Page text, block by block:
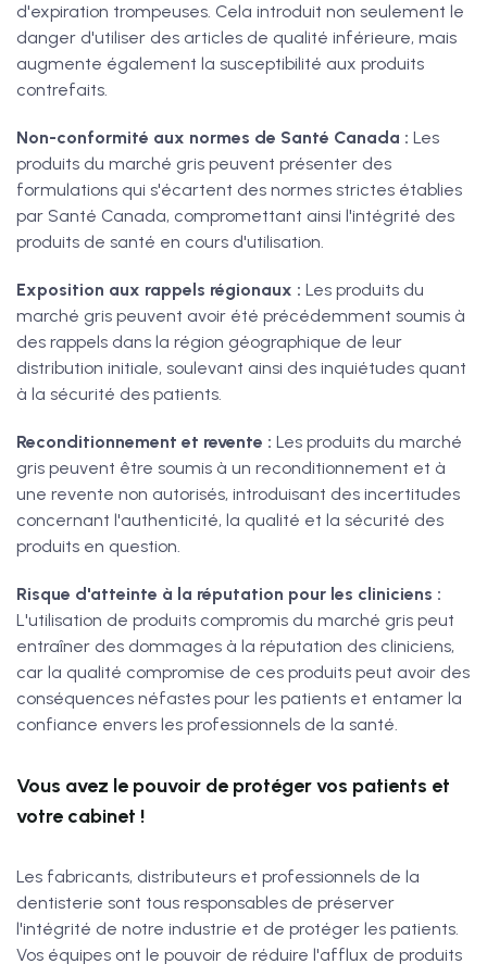
d'expiration trompeuses. Cela introduit non seulement le
danger d'utiliser des articles de qualité inférieure, mais
augmente également la susceptibilité aux produits
contrefaits.
Non-conformité aux normes de Santé Canada : Les
produits du marché gris peuvent présenter des
formulations qui s'écartent des normes strictes établies
par Santé Canada, compromettant ainsi l'intégrité des
produits de santé en cours d'utilisation.
Exposition aux rappels régionaux : Les produits du
marché gris peuvent avoir été précédemment soumis à
des rappels dans la région géographique de leur
distribution initiale, soulevant ainsi des inquiétudes quant
à la sécurité des patients.
Reconditionnement et revente : Les produits du marché
gris peuvent être soumis à un reconditionnement et à
une revente non autorisés, introduisant des incertitudes
concernant l'authenticité, la qualité et la sécurité des
produits en question.
Risque d'atteinte à la réputation pour les cliniciens :
L'utilisation de produits compromis du marché gris peut
entraîner des dommages à la réputation des cliniciens,
car la qualité compromise de ces produits peut avoir des
conséquences néfastes pour les patients et entamer la
confiance envers les professionnels de la santé.
Vous avez le pouvoir de protéger vos patients et
votre cabinet !
Les fabricants, distributeurs et professionnels de la
dentisterie sont tous responsables de préserver
l'intégrité de notre industrie et de protéger les patients.
Vos équipes ont le pouvoir de réduire l'afflux de produits